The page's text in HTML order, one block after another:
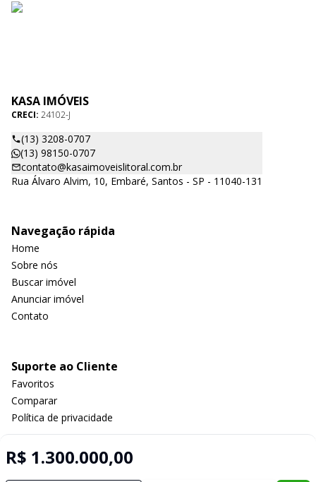
R$ 1.300.000,00
KASA IMÓVEIS
CRECI: 24102-J
(13) 3208-0707
(13) 98150-0707
contato@kasaimoveislitoral.com.br
Rua Álvaro Alvim, 10, Embaré, Santos - SP - 11040-131
Navegação rápida
Home
Sobre nós
Buscar imóvel
Anunciar imóvel
Contato
Suporte ao Cliente
Favoritos
Comparar
Política de privacidade